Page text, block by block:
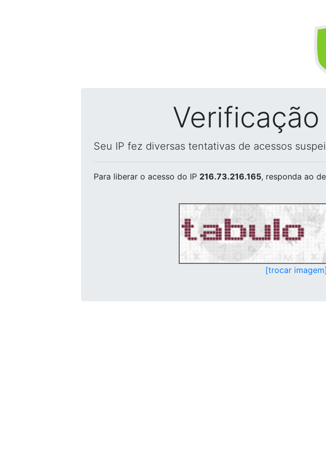
Seu IP fez diversas tentativas de acessos
Para liberar o acesso do IP 216.73.216.165, responda ao
[trocar imagem]